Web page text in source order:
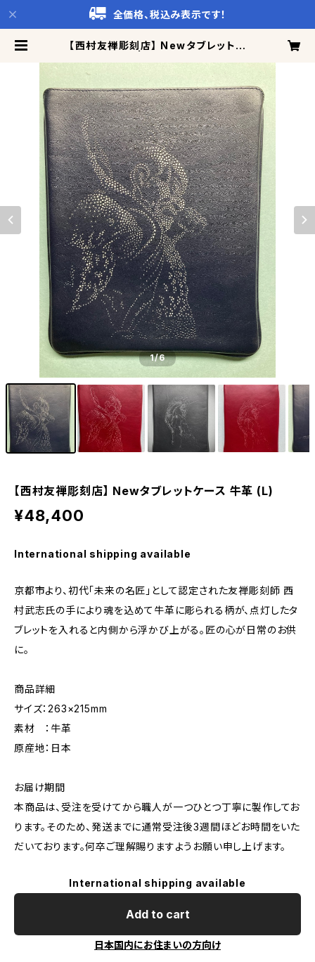
全価格、税込み表示です！
【西村友禅彫刻店】 Newタブレットケ
1/6
【西村友禅彫刻店】 Newタブレットケース 牛革 (L)
¥48,400
International shipping available
京都市より、初代「未来の名匠」として認定された友禅彫刻師 西
村武志氏の手により魂を込めて牛革に彫られる柄が、点灯したタ
ブレットを入れると内側から浮かび上がる。匠の心が日常のお供
に。
商品詳細
サイズ：263×215mm
素材 ：牛革
原産地：日本
お届け期間
本商品は、受注を受けてから職人が一つひとつ丁寧に製作してお
ります。そのため、発送までに通常受注後3週間ほどお時間をいた
だいております。何卒ご理解賜りますようお願い申し上げます。
International shipping available
Add to cart
日本国内にお住まいの方向け